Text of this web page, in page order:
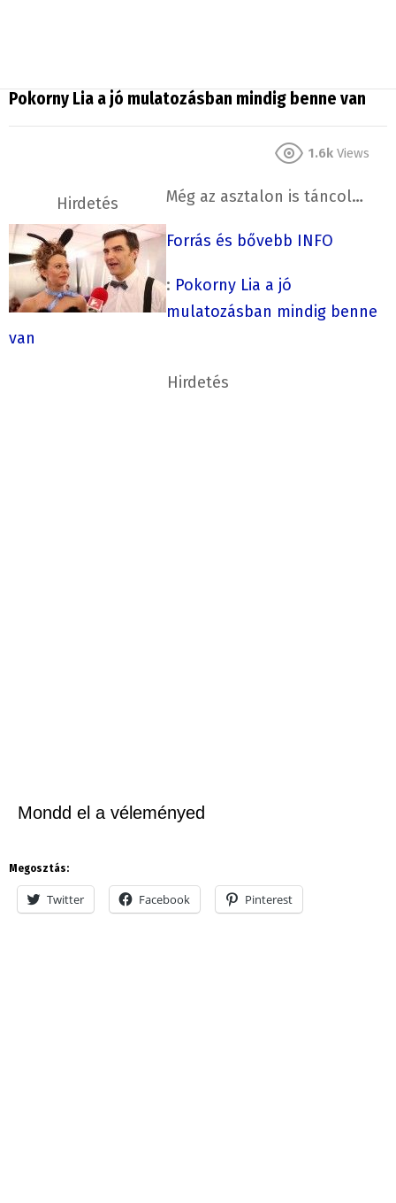
Pokorny Lia a jó mulatozásban mindig benne van
1.6k Views
Hirdetés Még az asztalon is táncol…
Forrás és bővebb INFO
: Pokorny Lia a jó
mulatozásban mindig benne
van
Hirdetés
Mondd el a véleményed
Megosztás:
Twitter Facebook Pinterest